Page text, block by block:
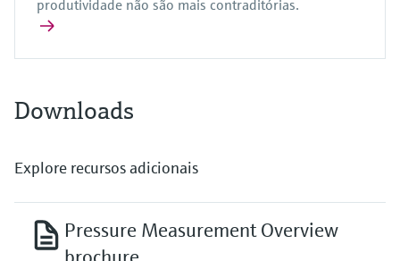
produtividade não são mais contraditórias.
Downloads
Explore recursos adicionais
Pressure Measurement Overview